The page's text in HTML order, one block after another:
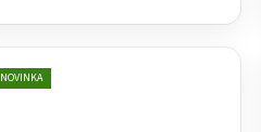
NOVINKA